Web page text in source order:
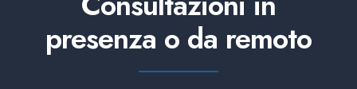
presenza o da remoto